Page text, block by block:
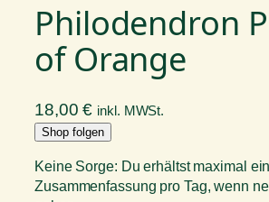
Philodendron
of Orange
18,00€ inkl. MWSt.
Shop folgen
Keine Sorge: Du erhältst maximal
Zusammenfassung pro Tag, wenn